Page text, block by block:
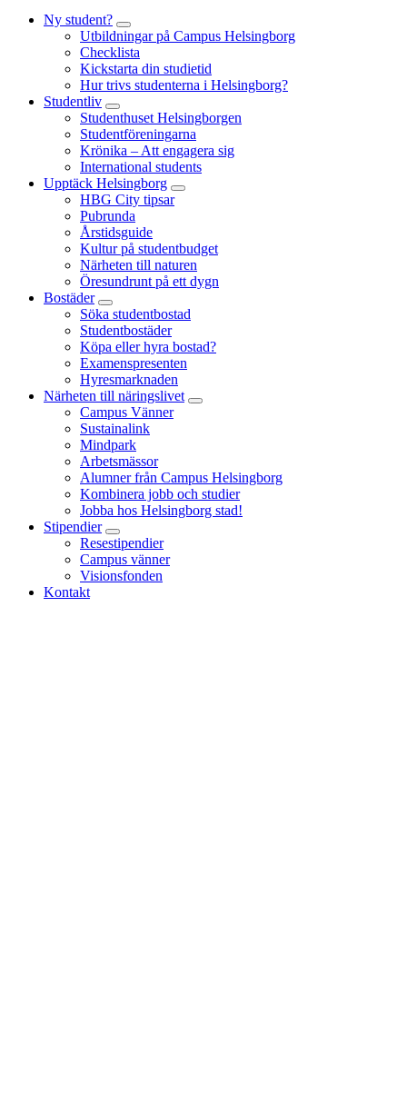
Ny student?
Utbildningar på Campus Helsingborg
Checklista
Kickstarta din studietid
Hur trivs studenterna i Helsingborg?
Studentliv
Studenthuset Helsingborgen
Studentföreningarna
Krönika – Att engagera sig
International students
Upptäck Helsingborg
HBG City tipsar
Pubrunda
Årstidsguide
Kultur på studentbudget
Närheten till naturen
Öresundrunt på ett dygn
Bostäder
Söka studentbostad
Studentbostäder
Köpa eller hyra bostad?
Examenspresenten
Hyresmarknaden
Närheten till näringslivet
Campus Vänner
Sustainalink
Mindpark
Arbetsmässor
Alumner från Campus Helsingborg
Kombinera jobb och studier
Jobba hos Helsingborg stad!
Stipendier
Resestipendier
Campus vänner
Visionsfonden
Kontakt